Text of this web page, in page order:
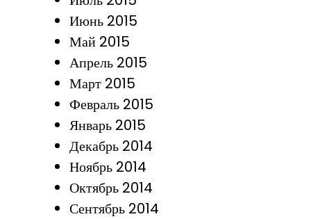
Июнь 2015
Май 2015
Апрель 2015
Март 2015
Февраль 2015
Январь 2015
Декабрь 2014
Ноябрь 2014
Октябрь 2014
Сентябрь 2014